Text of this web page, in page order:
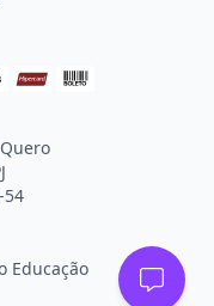
54
Educação